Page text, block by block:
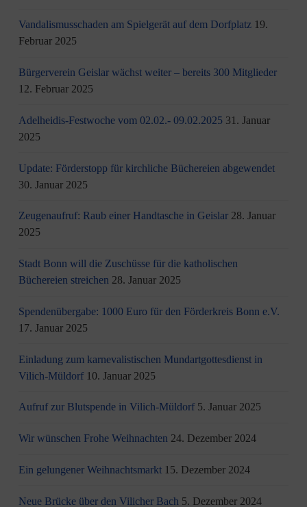
Vandalismusschaden am Spielgerät auf dem Dorfplatz 19.
Februar 2025
Bürgerverein Geislar wächst weiter – bereits 300 Mitglieder
12. Februar 2025
Adelheidis-Festwoche vom 02.02.- 09.02.2025 31. Januar
2025
Update: Förderstopp für kirchliche Büchereien abgewendet
30. Januar 2025
Zeugenaufruf: Raub einer Handtasche in Geislar 28. Januar
2025
Stadt Bonn will die Zuschüsse für die katholischen
Büchereien streichen 28. Januar 2025
Spendenübergabe: 1000 Euro für den Förderkreis Bonn e.V.
17. Januar 2025
Einladung zum karnevalistischen Mundartgottesdienst in
Vilich-Müldorf 10. Januar 2025
Aufruf zur Blutspende in Vilich-Müldorf 5. Januar 2025
Wir wünschen Frohe Weihnachten 24. Dezember 2024
Ein gelungener Weihnachtsmarkt 15. Dezember 2024
Neue Brücke über den Vilicher Bach 5. Dezember 2024